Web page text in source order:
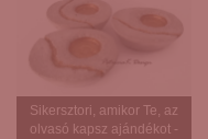
Sikersztori, amikor Te, az
olvasó kapsz ajándékot -